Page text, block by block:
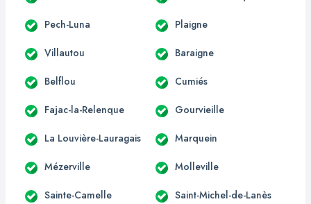
Pech-Luna Plaigne
Villautou Baraigne
Belflou Cumiés
Fajac-la-Relenque Gourvieille
La Louvière-Lauragais Marquein
Mézerville Molleville
Sainte-Camelle Saint-Michel-de-Lanès